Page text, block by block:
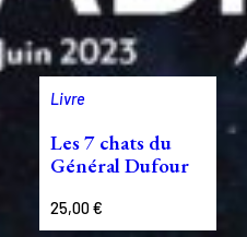
Livre
Les 7 chats du
Général Dufour
25,00€